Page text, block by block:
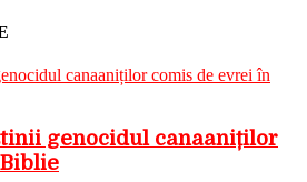
genocidul canaaniților